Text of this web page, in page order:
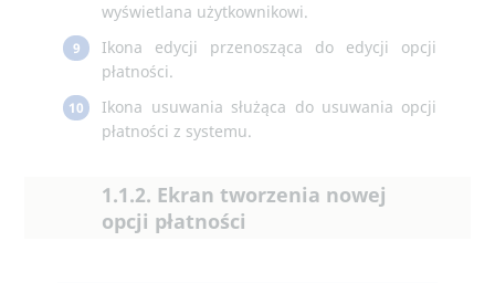
wyświetlana użytkownikowi.
9
Ikona edycji przenosząca do edycji opcji
płatności.
10
Ikona usuwania służąca do usuwania opcji
płatności z systemu.
1.1.2. Ekran tworzenia nowej
opcji płatności